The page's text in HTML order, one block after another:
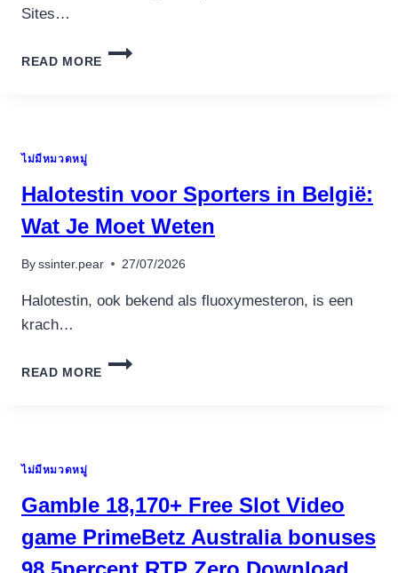
Sites…
READ MORE
BEST
2025
SLOT
ONLINE
NETENT
QUICKLY
ไม่มีหมวดหมู่
Halotestin voor Sporters in België:
Wat Je Moet Weten
By ssinter.pear 27/07/2026
Halotestin, ook bekend als fluoxymesteron, is een
krach…
READ MORE
HALOTESTIN
WETEN
ไม่มีหมวดหมู่
Gamble 18,170+ Free Slot Video
game PrimeBetz Australia bonuses